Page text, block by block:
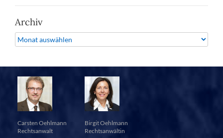
Archiv
Archiv
Carsten Oehlmann
Rechtsanwalt
Birgit Oehlmann
Rechtsanwältin